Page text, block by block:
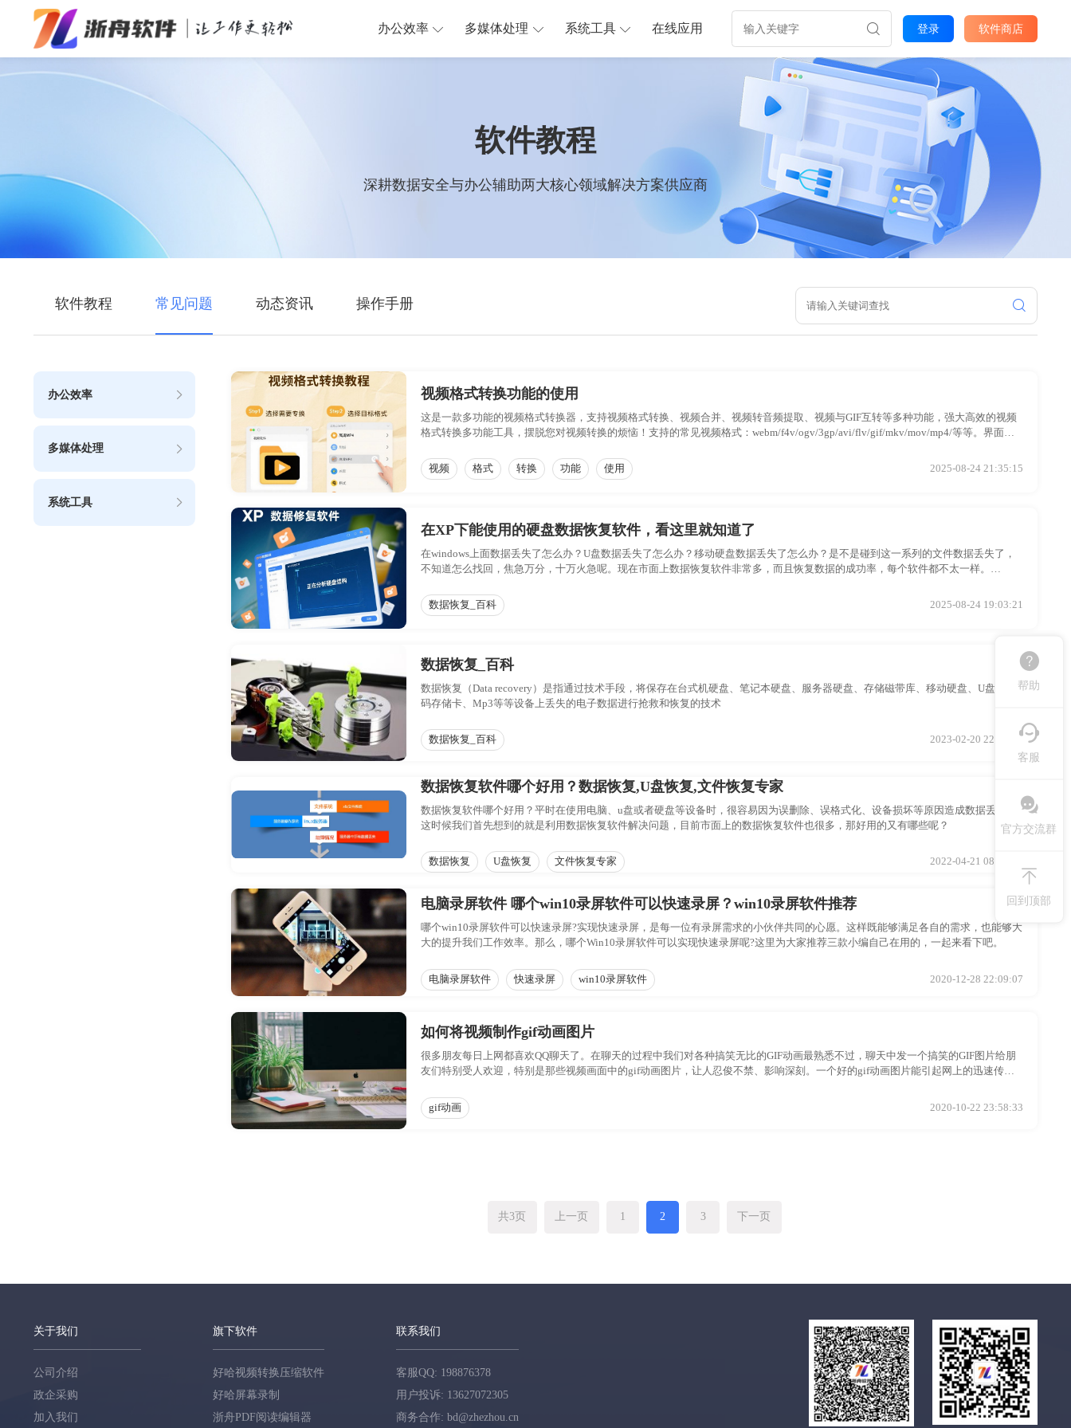
办公效率
办公效率 多媒体处理 系统工具 在线应用 登录 软件商店
软件教程
深耕数据安全与办公辅助两大核心领域解决方案供应商
软件教程 常见问题 动态资讯 操作手册
办公效率
多媒体处理
系统工具
视频格式转换功能的使用
这是一款多功能的视频格式转换器，支持视频格式转换、视频合并、视频转音频提取、视频与GIF互转等多种功能，强大高效的视频
格式转换多功能工具，摆脱您对视频转换的烦恼！支持的常见视频格式：webm/f4v/ogv/3gp/avi/flv/gif/mkv/mov/mp4/等等。界面简
视频
格式 转换 功能 使用 2025-08-24 21:35:15
在XP下能使用的硬盘数据恢复软件，看这里就知道了
在windows上面数据丢失了怎么办？U盘数据丢失了怎么办？移动硬盘数据丢失了怎么办？是不是碰到这一系列的文件数据丢失了，
不知道怎么找回，焦急万分，十万火急呢。现在市面上数据恢复软件非常多，而且恢复数据的成功率，每个软件都不太一样。
在支持windows xp,甚至在xp 系统上根本就运行不起来，那么如果在windows xp 数据丢失了，有没办法能够找回呢？这里小编给你推
荐几款能在xp 上运行的数据恢复软件.请小板凳坐好，细细听小编道来！
数据恢复_百科 2025-08-24 19:03:21
数据恢复_百科
数据恢复（Data recovery）是指通过技术手段，将保存在台式机硬盘、笔记本硬盘、服务器硬盘、存储磁带库、移动硬盘、U盘、数
码存储卡、Mp3等等设备上丢失的电子数据进行抢救和恢复的技术
数据恢复_百科 2023-02-20 22:32:21
数据恢复软件哪个好用？数据恢复,U盘恢复,文件恢复专家
数据恢复软件哪个好用？平时在使用电脑、u盘或者硬盘等设备时，很容易因为误删除、误格式化、设备损坏等原因造成数据丢失，
这时候我们首先想到的就是利用数据恢复软件解决问题，目前市面上的数据恢复软件也很多，那好用的又有哪些呢？
数据恢复 U盘恢复 文件恢复专家 2022-04-21 08:55:34
电脑录屏软件 哪个win10录屏软件可以快速录屏？win10录屏软件推荐
哪个win10录屏软件可以快速录屏?实现快速录屏，是每一位有录屏需求的小伙伴共同的心愿。这样既能够满足各自的需求，也能够大
大的提升我们工作效率。那么，哪个Win10录屏软件可以实现快速录屏呢?这里为大家推荐三款小编自己在用的，一起来看下吧。
电脑录屏软件 快速录屏 win10录屏软件 2020-12-28 22:09:07
如何将视频制作gif动画图片
很多朋友每日上网都喜欢QQ聊天了。在聊天的过程中我们对各种搞笑无比的GIF动画最熟悉不过，聊天中发一个搞笑的GIF图片给朋
友们特别受人欢迎，特别是那些视频画面中的gif动画图片，让人忍俊不禁、影响深刻。一个好的gif动画图片能引起网上的迅速传
画图片的方法呢？
gif动画 2020-10-22 23:58:33
共3页 上一页 1 2 3 下一页
关于我们
公司介绍
政企采购
加入我们
旗下软件
好哈视频转换压缩软件
好哈屏幕录制
浙舟PDF阅读编辑器
联系我们
客服QQ: 198876378
用户投诉: 13627072305
商务合作: bd@zhezhou.cn
帮助
客服
官方交流群
回到顶部